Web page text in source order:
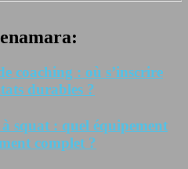
coaching : où s’inscrire
durables ?
squat : quel équipement
complet ?